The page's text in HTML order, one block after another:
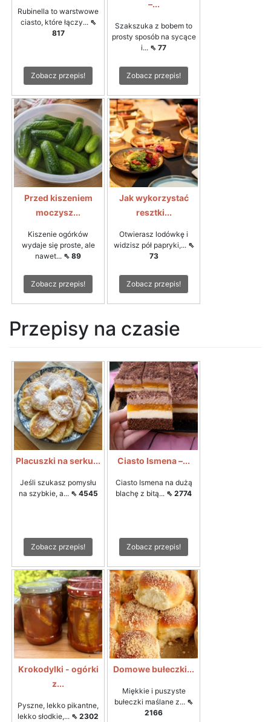
Rubinella to warstwowe
ciasto, które łączy... ⇖
817
Zobacz przepis!
–...
Szakszuka z bobem to
prosty sposób na sycące
i... ⇖ 77
Zobacz przepis!
Przed kiszeniem
moczysz...
Kiszenie ogórków
wydaje się proste, ale
nawet... ⇖ 89
Zobacz przepis!
Jak wykorzystać
resztki...
Otwierasz lodówkę i
widzisz pół papryki,... ⇖
73
Zobacz przepis!
Przepisy na czasie
Placuszki na serku...
Jeśli szukasz pomysłu
na szybkie, a... ⇖ 4545
Zobacz przepis!
Ciasto Ismena –...
Ciasto Ismena na dużą
blachę z bitą... ⇖ 2774
Zobacz przepis!
Krokodylki - ogórki
z...
Pyszne, lekko pikantne,
lekko słodkie,... ⇖ 2302
Domowe bułeczki...
Miękkie i puszyste
bułeczki maślane z... ⇖
2166